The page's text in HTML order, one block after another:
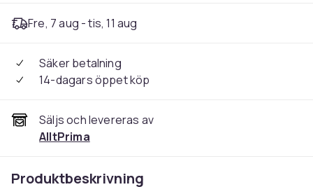
Fre, 7 aug - tis, 11 aug
Säker betalning
14-dagars öppet köp
Säljs och levereras av
AlltPrima
Produktbeskrivning